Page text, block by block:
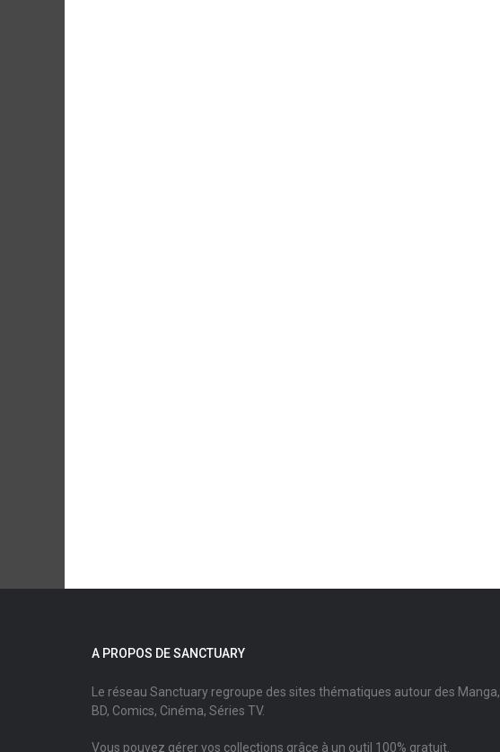
A PROPOS DE SANCTUARY
Le réseau Sanctuary regroupe des sites thématiques autour des Manga,
BD, Comics, Cinéma, Séries TV.
Vous pouvez gérer vos collections grâce à un outil 100% gratuit.